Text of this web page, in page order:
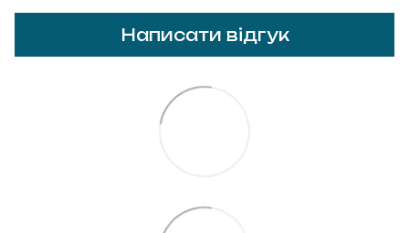
Написати відгук